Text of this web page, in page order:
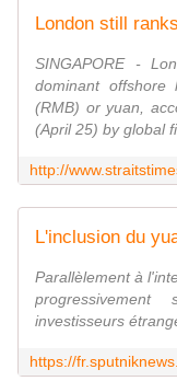
SINGAPORE -
dominant
(RMB) or yuan,
(April 25) by global
Parallèlement à
investisseurs